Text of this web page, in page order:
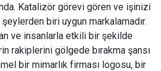
Katalizör görevi gören ve işinizi
biri uygun markalamadır.
ve insanlarla etkili bir şekilde
rakiplerini gölgede bırakma şansı
bir mimarlık firması logosu, bir